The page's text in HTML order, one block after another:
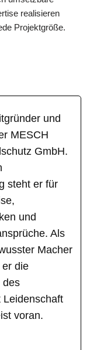
realisieren
Projektgröße.
und
MESCH
GmbH.
steht er für
und
Als
Macher
er die
des
Leidenschaft
voran.